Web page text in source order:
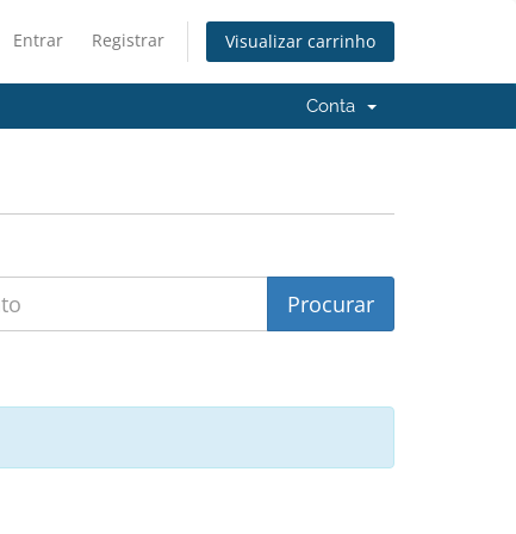
Entrar Registrar Visualizar carrinho
Conta